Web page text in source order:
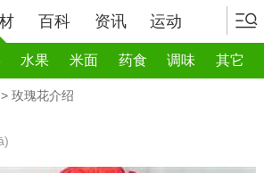
百科 资讯 运动
水果 米面 药食 调味 其它
> 玫瑰花介绍